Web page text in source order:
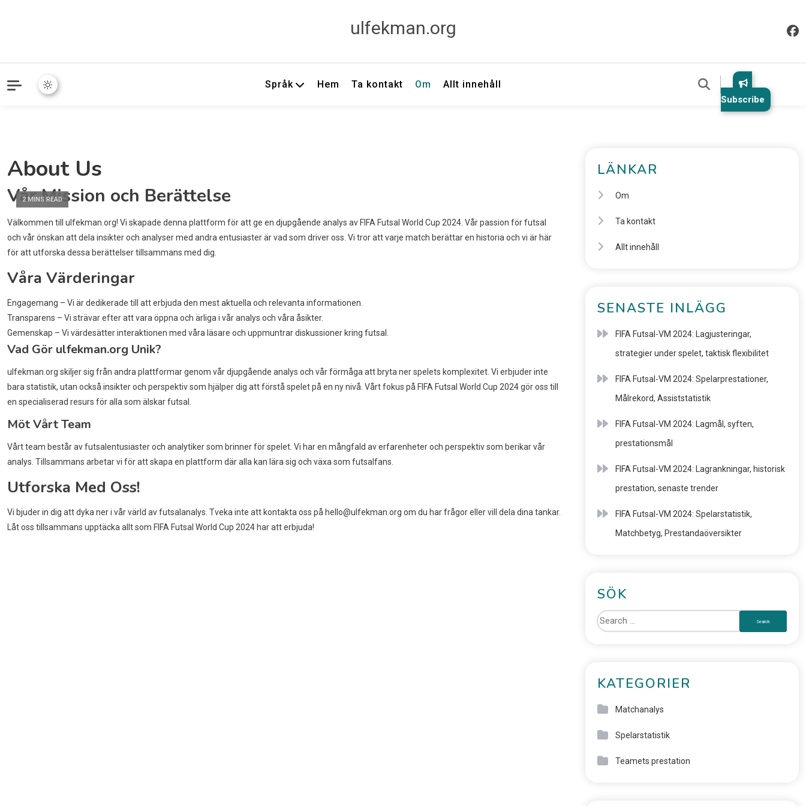
ulfekman.org
Språk Hem Ta kontakt Om Allt innehåll
Subscribe
About Us
2 MINS READ
Vår Mission och Berättelse
Välkommen till ulfekman.org! Vi skapade denna plattform för att ge en djupgående analys av FIFA Futsal World Cup 2024. Vår passion för futsal
och vår önskan att dela insikter och analyser med andra entusiaster är vad som driver oss. Vi tror att varje match berättar en historia och vi är här
för att utforska dessa berättelser tillsammans med dig.
Våra Värderingar
Engagemang – Vi är dedikerade till att erbjuda den mest aktuella och relevanta informationen.
Transparens – Vi strävar efter att vara öppna och ärliga i vår analys och våra åsikter.
Gemenskap – Vi värdesätter interaktionen med våra läsare och uppmuntrar diskussioner kring futsal.
Vad Gör ulfekman.org Unik?
ulfekman.org skiljer sig från andra plattformar genom vår djupgående analys och vår förmåga att bryta ner spelets komplexitet. Vi erbjuder inte
bara statistik, utan också insikter och perspektiv som hjälper dig att förstå spelet på en ny nivå. Vårt fokus på FIFA Futsal World Cup 2024 gör oss till
en specialiserad resurs för alla som älskar futsal.
Möt Vårt Team
Vårt team består av futsalentusiaster och analytiker som brinner för spelet. Vi har en mångfald av erfarenheter och perspektiv som berikar vår
analys. Tillsammans arbetar vi för att skapa en plattform där alla kan lära sig och växa som futsalfans.
Utforska Med Oss!
Vi bjuder in dig att dyka ner i vår värld av futsalanalys. Tveka inte att kontakta oss på hello@ulfekman.org om du har frågor eller vill dela dina tankar.
Låt oss tillsammans upptäcka allt som FIFA Futsal World Cup 2024 har att erbjuda!
LÄNKAR
Om
Ta kontakt
Allt innehåll
SENASTE INLÄGG
FIFA Futsal-VM 2024: Lagjusteringar,
strategier under spelet, taktisk flexibilitet
FIFA Futsal-VM 2024: Spelarprestationer,
Målrekord, Assiststatistik
FIFA Futsal-VM 2024: Lagmål, syften,
prestationsmål
FIFA Futsal-VM 2024: Lagrankningar, historisk
prestation, senaste trender
FIFA Futsal-VM 2024: Spelarstatistik,
Matchbetyg, Prestandaöversikter
SÖK
KATEGORIER
Matchanalys
Spelarstatistik
Teamets prestation